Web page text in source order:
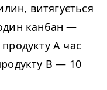
витягується
канбан—
А час
В— 10